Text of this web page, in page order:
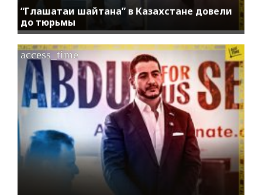
“Глашатаи шайтана” в Казахстане довели
до тюрьмы
access_time